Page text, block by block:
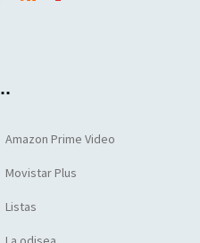
Amazon Prime Video
Movistar Plus
Listas